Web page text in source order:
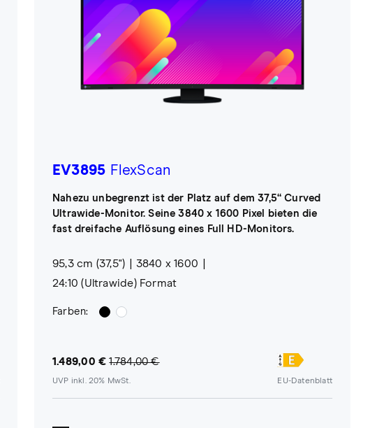
EV3895 FlexScan
Nahezu unbegrenzt ist der Platz auf dem 37,5“ Curved
Ultrawide-Monitor. Seine 3840 x 1600 Pixel bieten die
fast dreifache Auflösung eines Full HD-Monitors.
95,3 cm (37,5")
3840 x 1600
24:10 (Ultrawide) Format
Farben:
1.489,00 € 1.784,00 €
UVP inkl. 20% MwSt. EU-Datenblatt